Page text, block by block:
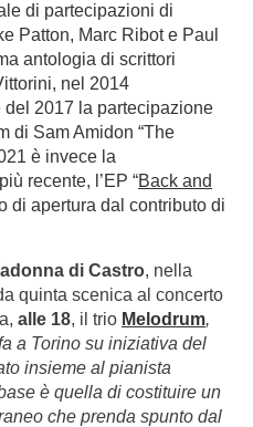
di partecipazioni di
Patton, Marc Ribot e Paul
antologia di scrittori
nel 2014
del 2017 la partecipazione
di Sam Amidon “The
è invece la
recente, l’EP “Back and
di apertura dal contributo di
di Castro, nella
quinta scenica al concerto
alle 18, il trio Melodrum,
a Torino su iniziativa del
insieme al pianista
è quella di costituire un
che prenda spunto dal